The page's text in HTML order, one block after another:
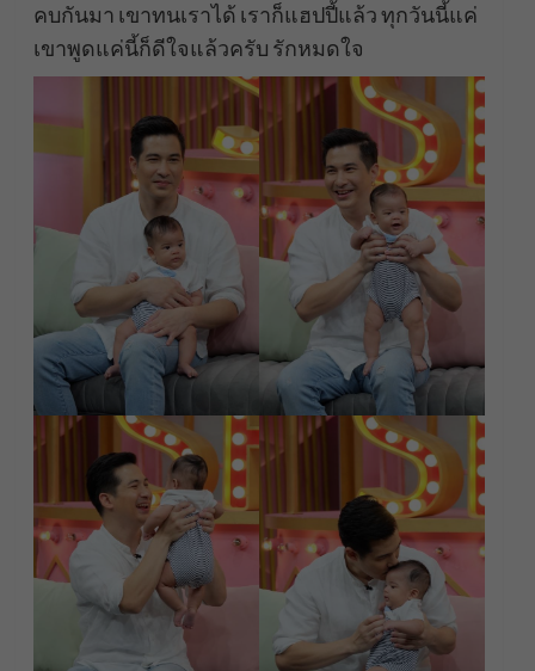
คบกันมา เขาทนเราได้ เราก็แฮปปี้แล้ว ทุกวันนี้แค่
เขาพูดแค่นี้ก็ดีใจแล้วครับ รักหมดใจ